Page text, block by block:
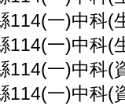
114(一)中科(
114(一)中科(
114(一)中科(
114(一)中科(